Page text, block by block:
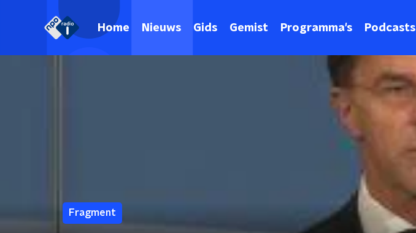
Home Nieuws Gids Gemist Programma's Podcasts
Fragment